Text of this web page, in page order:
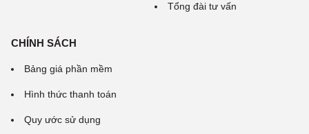
Tổng đài tư vấn
CHÍNH SÁCH
Bảng giá phần mềm
Hình thức thanh toán
Quy ước sử dụng